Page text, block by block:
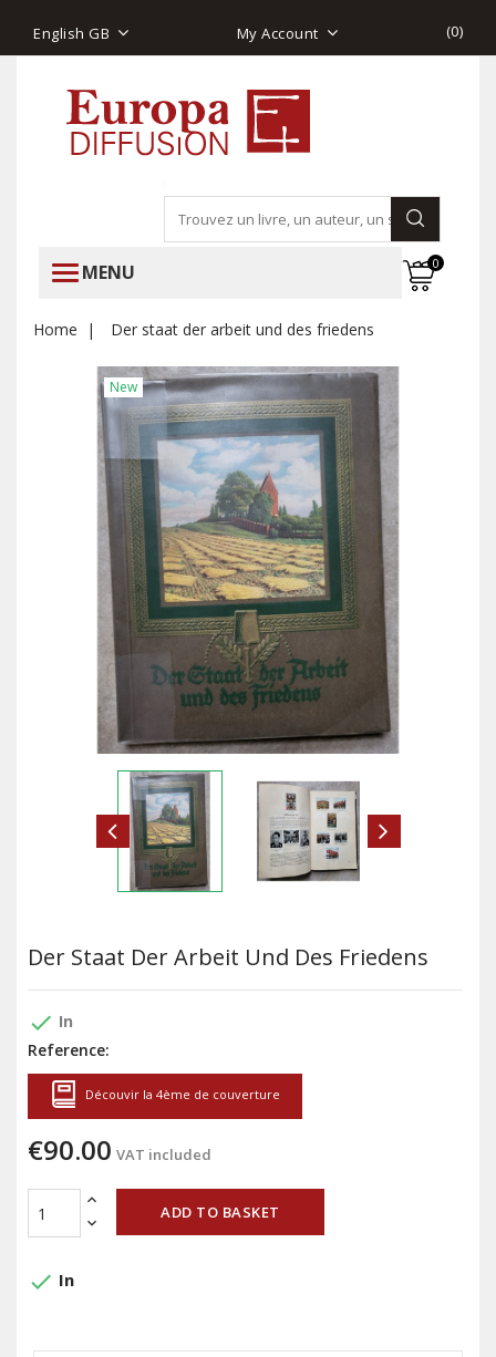
English GB My Account (0)
MENU 0
Home Der staat der arbeit und des friedens
New
Der Staat Der Arbeit Und Des Friedens
done In
Reference:
Découvir la 4ème de couverture
€90.00 VAT included
ADD TO BASKET
done In